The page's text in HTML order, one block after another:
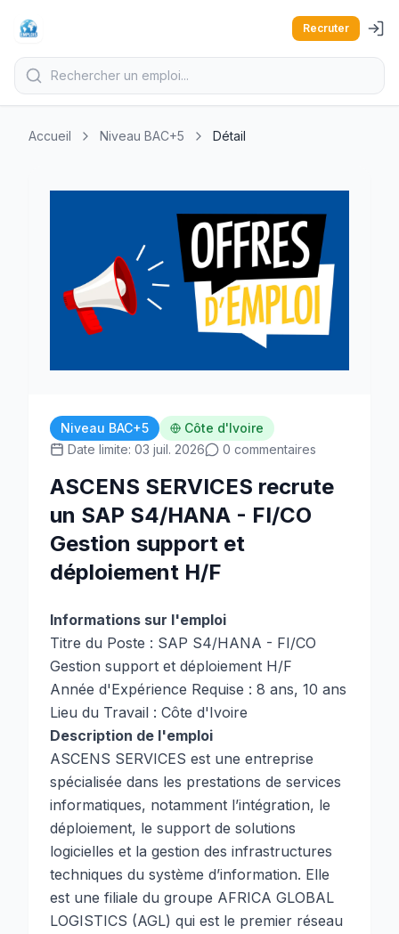
Recruter
Accueil Niveau BAC+5 Détail
Niveau BAC+5
Côte d'Ivoire
Date limite: 03 juil. 2026
0 commentaires
ASCENS SERVICES recrute
un SAP S4/HANA - FI/CO
Gestion support et
déploiement H/F
Informations sur l'emploi
Titre du Poste : SAP S4/HANA - FI/CO
Gestion support et déploiement H/F
Année d'Expérience Requise : 8 ans, 10 ans
Lieu du Travail : Côte d'Ivoire
Description de l'emploi
ASCENS SERVICES est une entreprise
spécialisée dans les prestations de services
informatiques, notamment l’intégration, le
déploiement, le support de solutions
logicielles et la gestion des infrastructures
techniques du système d’information. Elle
est une filiale du groupe AFRICA GLOBAL
LOGISTICS (AGL) qui est le premier réseau